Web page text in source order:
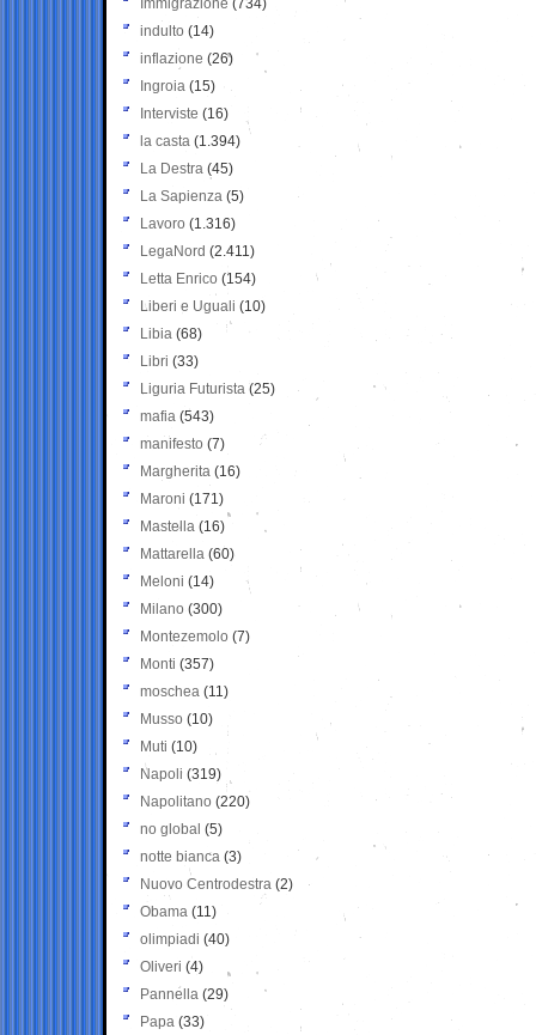
Immigrazione (734)
indulto (14)
inflazione (26)
Ingroia (15)
Interviste (16)
la casta (1.394)
La Destra (45)
La Sapienza (5)
Lavoro (1.316)
LegaNord (2.411)
Letta Enrico (154)
Liberi e Uguali (10)
Libia (68)
Libri (33)
Liguria Futurista (25)
mafia (543)
manifesto (7)
Margherita (16)
Maroni (171)
Mastella (16)
Mattarella (60)
Meloni (14)
Milano (300)
Montezemolo (7)
Monti (357)
moschea (11)
Musso (10)
Muti (10)
Napoli (319)
Napolitano (220)
no global (5)
notte bianca (3)
Nuovo Centrodestra (2)
Obama (11)
olimpiadi (40)
Oliveri (4)
Pannella (29)
Papa (33)